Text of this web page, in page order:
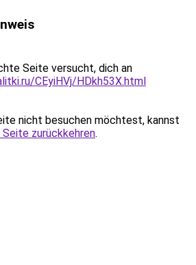
Seite versucht, dich an
CEyiHVj/HDkh53X.html
nicht besuchen möchtest, kannst
Seite zurückkehren.